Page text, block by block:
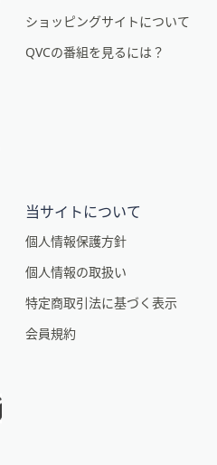
ショッピングサイトについて
QVCの番組を見るには？
当サイトについて
個人情報保護方針
個人情報の取扱い
特定商取引法に基づく表示
会員規約